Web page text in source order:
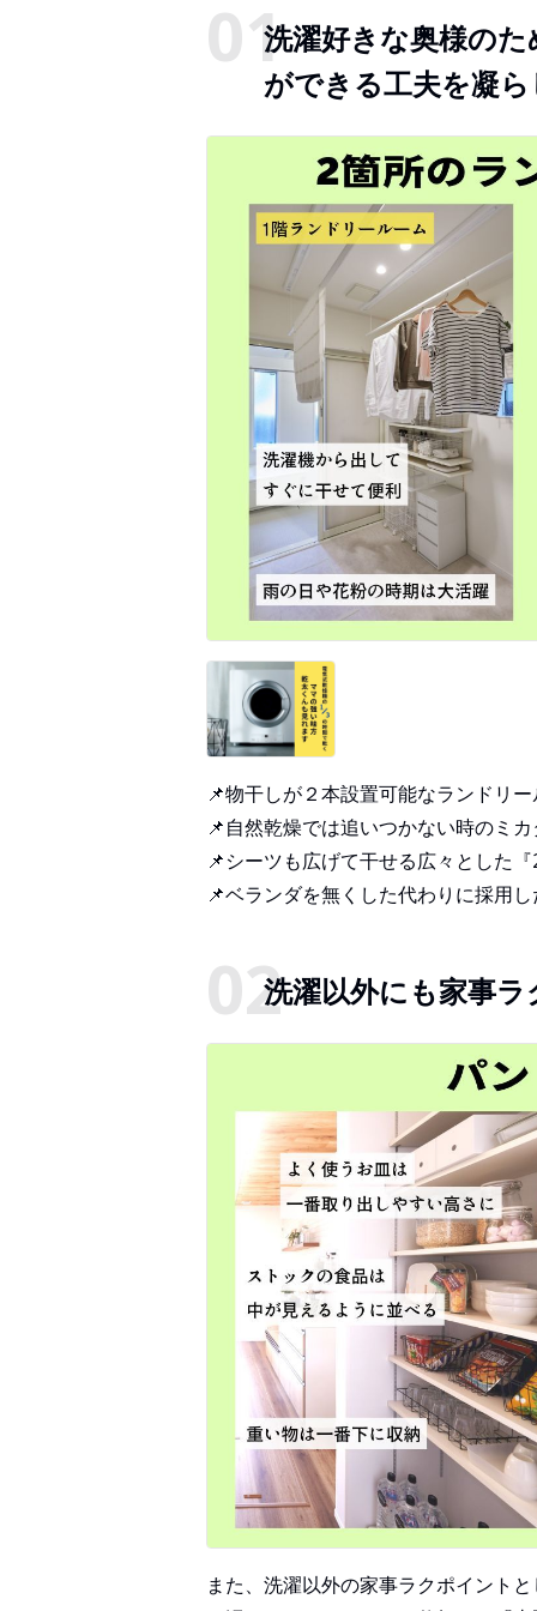
洗濯好きな奥様の
ができる工夫を凝
📌物干しが２本設置可能なランドリ
📌自然乾燥では追いつかない時のミ
📌シーツも広げて干せる広々とした
📌ベランダを無くした代わりに採用
洗濯以外にも家事
また、洗濯以外の家事ラクポイント